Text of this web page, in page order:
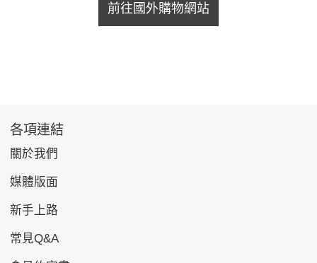
前往國外購物網站
各項連結
關於我們
媒體版面
新手上路
常見Q&A